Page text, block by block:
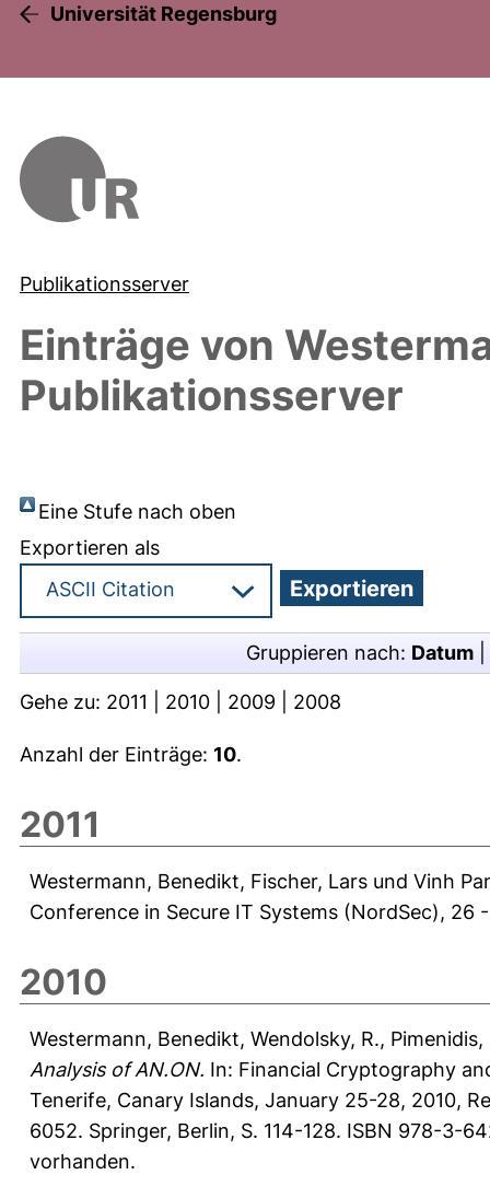
Universität Regensburg
Publikationsserver
Einträge von
Publikationsserver
Eine Stufe nach oben
Exportieren als
Gruppieren nach: Datum
Gehe zu: 2011 2010 2009 2008
Anzahl der Einträge: 10.
2011
Westermann, Benedikt, Fischer, Lars und Vinh
Conference in Secure IT Systems (NordSec),
2010
Westermann, Benedikt, Wendolsky, R., Pimenidis,
Analysis of AN.ON. In: Financial Cryptography
Tenerife, Canary Islands, January 25-28, 2010,
6052. Springer, Berlin, S. 114-128. ISBN 978-
vorhanden.